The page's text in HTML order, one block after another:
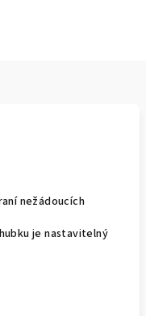
nežádoucích
je nastavitelný